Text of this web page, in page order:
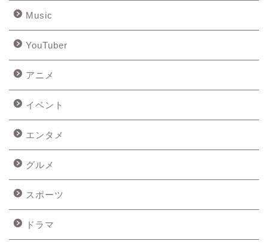
Music
YouTuber
アニメ
イベント
エンタメ
グルメ
スポーツ
ドラマ